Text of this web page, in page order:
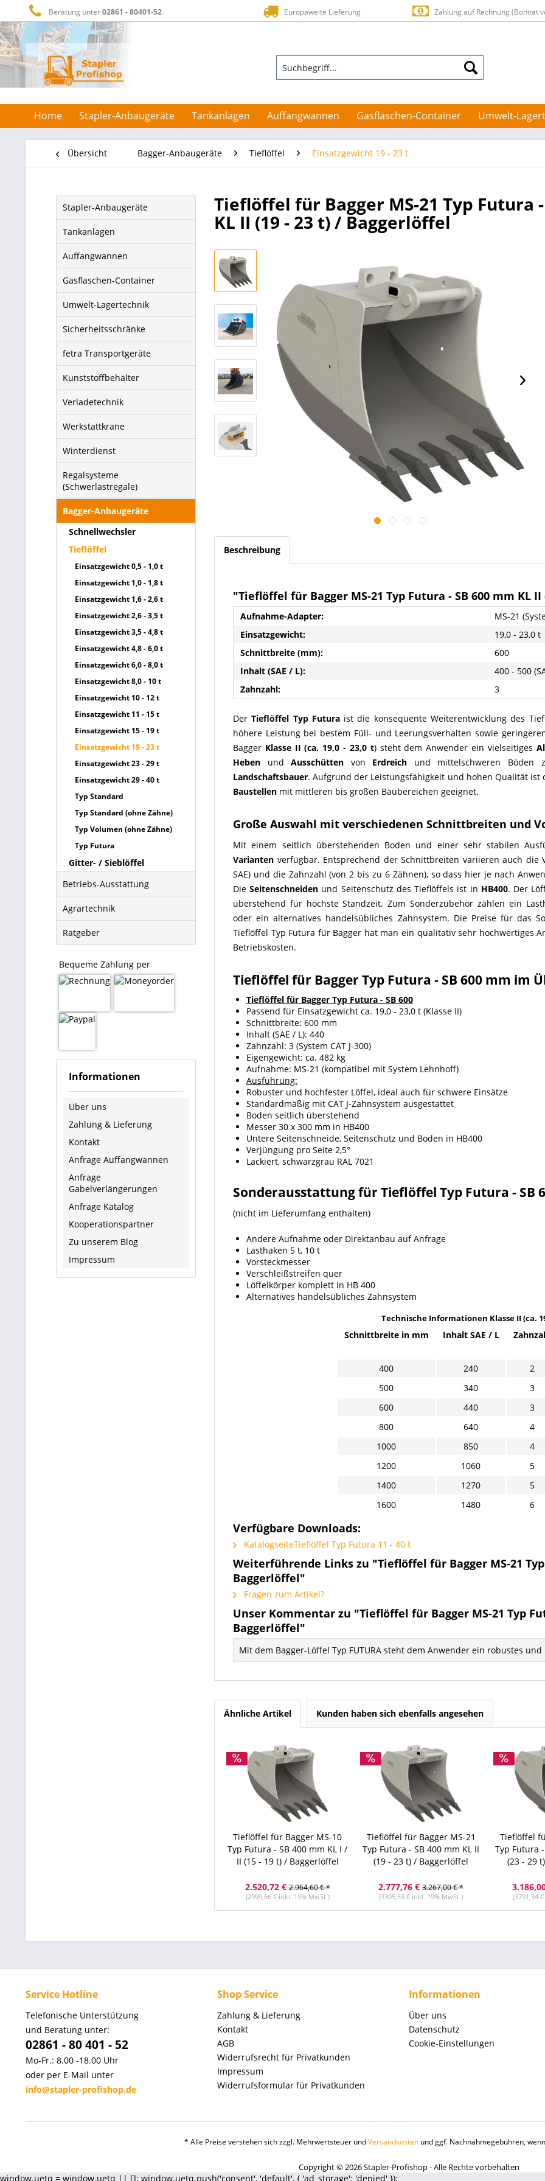
Beratung unter02861 - 80401-52 Europaweite Lieferung Zahlung auf Rechnung (Bonität
Home Stapler-Anbaugeräte Tankanlagen Auffangwannen Gasflaschen-Container Umwelt-
Übersicht Bagger-Anbaugeräte Tieflöffel Einsatzgewicht 19 - 23 t
Stapler-Anbaugeräte
Tankanlagen
Auffangwannen
Gasflaschen-Container
Umwelt-Lagertechnik
Sicherheitsschränke
fetra Transportgeräte
Kunststoffbehälter
Verladetechnik
Werkstattkrane
Winterdienst
Regalsysteme
(Schwerlastregale)
Bagger-Anbaugeräte
Schnellwechsler
Tieflöffel
Einsatzgewicht 0,5 - 1,0 t
Einsatzgewicht 1,0 - 1,8 t
Einsatzgewicht 1,6 - 2,6 t
Einsatzgewicht 2,6 - 3,5 t
Einsatzgewicht 3,5 - 4,8 t
Einsatzgewicht 4,8 - 6,0 t
Einsatzgewicht 6,0 - 8,0 t
Einsatzgewicht 8,0 - 10 t
Einsatzgewicht 10 - 12 t
Einsatzgewicht 11 - 15 t
Einsatzgewicht 15 - 19 t
Einsatzgewicht 19 - 23 t
Einsatzgewicht 23 - 29 t
Einsatzgewicht 29 - 40 t
Typ Standard
Typ Standard (ohne Zähne)
Typ Volumen (ohne Zähne)
Typ Futura
Gitter- / Sieblöffel
Betriebs-Ausstattung
Agrartechnik
Ratgeber
Bequeme Zahlung per
Informationen
Über uns
Zahlung & Lieferung
Kontakt
Anfrage Auffangwannen
Anfrage
Gabelverlängerungen
Anfrage Katalog
Kooperationspartner
Zu unserem Blog
Impressum
Tieflöffel für Bagger MS-21 Typ Futura
KL II (19 - 23 t) / Baggerlöffel
Beschreibung
"Tieflöffel für Bagger MS-21 Typ Futura - SB 600 mm KL
Aufnahme-Adapter:
MS-21
Einsatzgewicht:
19,0 - 23,0 t
Schnittbreite (mm):
600
Inhalt (SAE / L):
400 - 500
Zahnzahl:
3
DerTieflöffel Typ Futuraist die konsequente Weiterentwicklung des
höhere Leistung bei bestem Füll- und Leerungsverhalten sowie
Bagger Klasse II (ca. 19,0 - 23,0 t) steht dem Anwender ein vielseitiges
Heben undAusschütten von Erdreich und mittelschweren
Landschaftsbauer. Aufgrund der Leistungsfähigkeit und hohen Qualität
Baustellen mit mittleren bis großen Baubereichen geeignet.
Große Auswahl mit verschiedenen Schnittbreiten und
Mit einem seitlich überstehenden Boden und einer sehr stabilen
Varianten verfügbar. Entsprechend der Schnittbreiten variieren auch die
SAE) und die Zahnzahl (von 2 bis zu 6 Zähnen), so dass hier je nach
DieSeitenschneiden und Seitenschutz des Tieflöffels ist in HB400. Der
überstehend für höchste Standzeit. Zum Sonderzubehör zählen ein
oder ein alternatives handelsübliches Zahnsystem. Die Preise für das
Tieflöffel Typ Futura für Bagger hat man ein qualitativ sehr hochwertiges
Betriebskosten.
Tieflöffel für Bagger Typ Futura - SB 600 mm im
Tieflöffel für Bagger Typ Futura - SB 600
Passend für Einsatzgewicht ca. 19,0 - 23,0 t (Klasse II)
Schnittbreite: 600 mm
Inhalt (SAE / L): 440
Zahnzahl: 3 (System CAT J-300)
Eigengewicht: ca. 482 kg
Aufnahme: MS-21 (kompatibel mit System Lehnhoff)
Ausführung:
Robuster und hochfester Löffel, ideal auch für schwere Einsätze
Standardmäßig mit CAT J-Zahnsystem ausgestattet
Boden seitlich überstehend
Messer 30 x 300 mm in HB400
Untere Seitenschneide, Seitenschutz und Boden in HB400
Verjüngung pro Seite 2,5°
Lackiert, schwarzgrau RAL 7021
Sonderausstattung für Tieflöffel Typ Futura - SB
(nicht im Lieferumfang enthalten)
Andere Aufnahme oder Direktanbau auf Anfrage
Lasthaken 5 t, 10 t
Vorsteckmesser
Verschleißstreifen quer
Löffelkörper komplett in HB 400
Alternatives handelsübliches Zahnsystem
Technische Informationen Klasse II (ca.
Schnittbreite in mm Inhalt SAE / L
400 240
2
500
340
3
600
440
3
800
640
4
1000
850
4
1200
1060
5
1400
1270
5
1600
1480 6
Verfügbare Downloads:
KatalogseiteTieflöffel Typ Futura 11 - 40 t
Weiterführende Links zu "Tieflöffel für Bagger MS-21
Baggerlöffel"
Fragen zum Artikel?
Unser Kommentar zu "Tieflöffel für Bagger MS-21 Typ
Baggerlöffel"
Mit dem Bagger-Löffel Typ FUTURA steht dem Anwender ein robustes
Ähnliche Artikel Kunden haben sich ebenfalls angesehen
Tieflöffel für Bagger MS-10
Typ Futura - SB 400 mm KL I /
II (15 - 19 t) / Baggerlöffel
2.520,72 € 2.964,60 € *
(2999,66 € inkl. 19% MwSt.)
Tieflöffel für Bagger MS-21
Typ Futura - SB 400 mm KL II
(19 - 23 t) / Baggerlöffel
2.777,76 € 3.267,00 € *
(3305,53 € inkl. 19% MwSt.)
Tieflöffel
Typ Futura
(23 - 29
(3791,34
Service Hotline
Telefonische Unterstützung
und Beratung unter:
02861 - 80 401 - 52
Mo-Fr.: 8.00 -18.00 Uhr
oder per E-Mail unter
info@stapler-profishop.de
Shop Service
Zahlung & Lieferung
Kontakt
AGB
Widerrufsrecht für Privatkunden
Impressum
Widerrufsformular für Privatkunden
Informationen
Über uns
Datenschutz
Cookie-Einstellungen
* Alle Preise verstehen sich zzgl. Mehrwertsteuer undVersandkosten und ggf. Nachnahmegebühren,
Copyright © 2026 Stapler-Profishop - Alle Rechte vorbehalten
window.uetq = window.uetq || []; window.uetq.push('consent', 'default', { 'ad_storage': 'denied' });